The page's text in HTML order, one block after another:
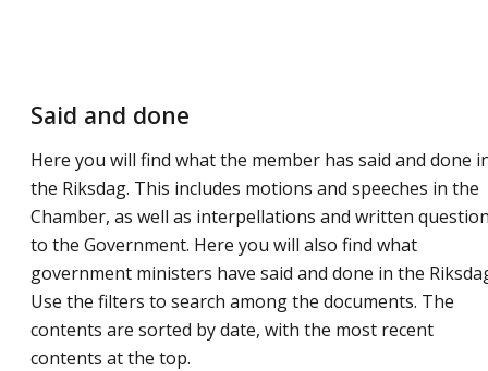
Said and done
Here you will find what the member has said and done
the Riksdag. This includes motions and speeches in the
Chamber, as well as interpellations and written
to the Government. Here you will also find what
government ministers have said and done in the
Use the filters to search among the documents. The
contents are sorted by date, with the most recent
contents at the top.